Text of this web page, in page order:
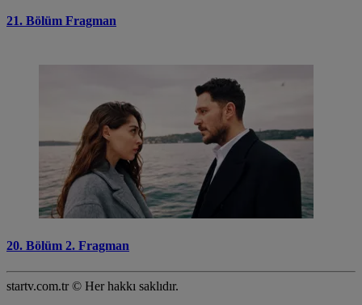
21. Bölüm Fragman
20. Bölüm 2. Fragman
startv.com.tr © Her hakkı saklıdır.